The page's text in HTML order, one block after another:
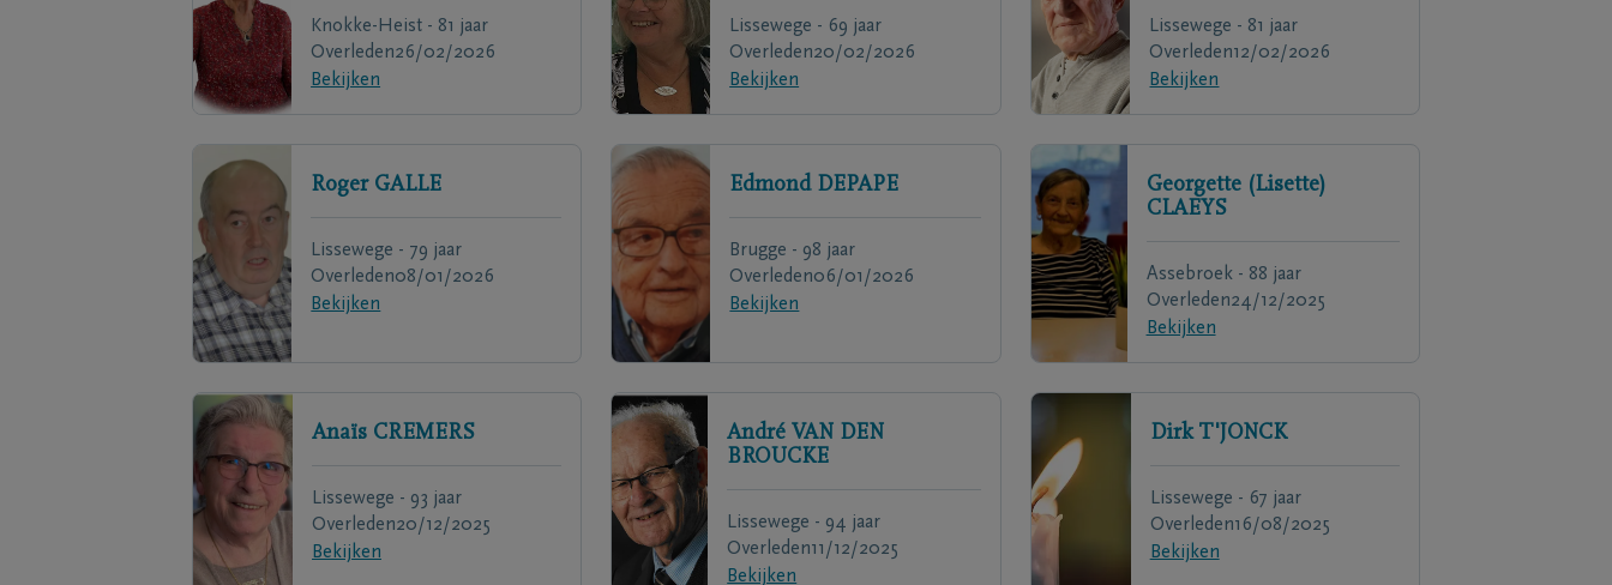
Knokke-Heist - 81 jaar
Overleden26/02/2026
Bekijken
Lissewege - 69 jaar
Overleden20/02/2026
Bekijken
Lissewege - 81 jaar
Overleden12/02/2026
Bekijken
Roger GALLE
Lissewege - 79 jaar
Overleden08/01/2026
Bekijken
Edmond DEPAPE
Brugge - 98 jaar
Overleden06/01/2026
Bekijken
Georgette (Lisette)
CLAEYS
Assebroek - 88 jaar
Overleden24/12/2025
Bekijken
Anaïs CREMERS
Lissewege - 93 jaar
Overleden20/12/2025
Bekijken
André VAN DEN
BROUCKE
Lissewege - 94 jaar
Overleden11/12/2025
Bekijken
Dirk T'JONCK
Lissewege - 67 jaar
Overleden16/08/2025
Bekijken